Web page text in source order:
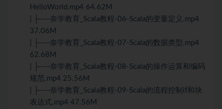
HelloWorld.mp4 64.62M
| ├──奈学教育_Scala教程-06-Scala的变量定义.mp4
37.06M
| ├──奈学教育_Scala教程-07-Scala的数据类型.mp4
62.68M
| ├──奈学教育_Scala教程-08-Scala的操作运算和编码
规范.mp4 25.56M
| ├──奈学教育_Scala教程-09-Scala的流程控制if和块
表达式.mp4 47.56M